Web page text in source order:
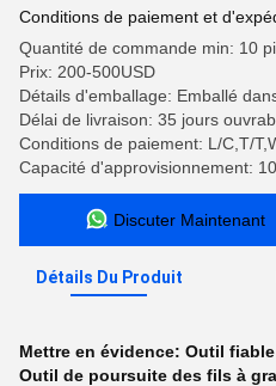
Conditions de paiement et
Quantité de commande min: 10
Prix: 200-500USD
Détails d'emballage: Emballé
Délai de livraison: 35 jours
Conditions de paiement: L/C,T/
Capacité d'approvisionnement:
Discuter Maintenant
Détails Du Produit
Mettre en évidence: Outil
Outil de poursuite des fils à